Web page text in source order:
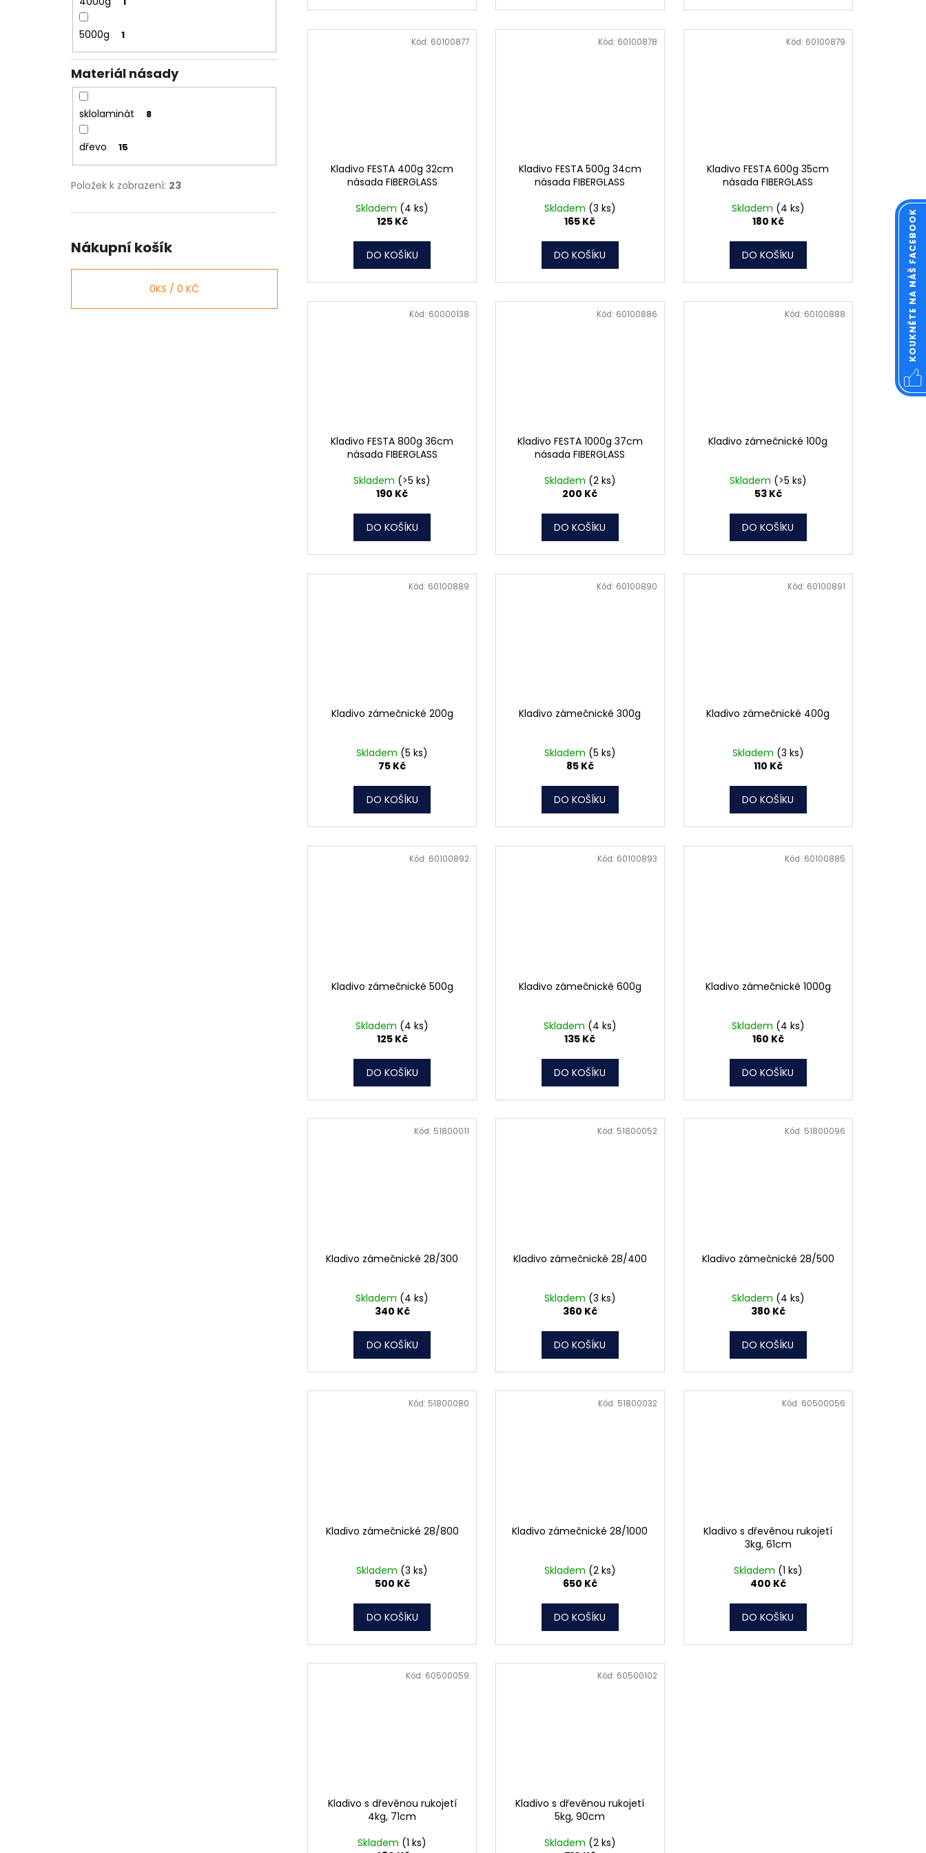
5000g 1
Materiál násady
sklolaminát 8
dřevo 15
Položek k zobrazení: 23
Nákupní košík
0KS / 0 KČ
Kladivo FESTA 400g 32cm
násada FIBERGLASS
Skladem (4 ks)
125 Kč
DO KOŠÍKU
Kód: 60100877
Kladivo FESTA 500g 34cm
násada FIBERGLASS
Skladem (3 ks)
165 Kč
DO KOŠÍKU
Kód: 60100878
Kladivo FESTA 600g 35cm
násada FIBERGLASS
Skladem (4 ks)
180 Kč
DO KOŠÍKU
Kód: 60100879
Kladivo FESTA 800g 36cm
násada FIBERGLASS
Skladem (>5 ks)
190 Kč
DO KOŠÍKU
Kód: 60000138
Kladivo FESTA 1000g 37cm
násada FIBERGLASS
Skladem (2 ks)
200 Kč
DO KOŠÍKU
Kód: 60100886
Kladivo zámečnické 100g
Skladem (>5 ks)
53 Kč
DO KOŠÍKU
Kód: 60100888
Kladivo zámečnické 200g
Skladem (5 ks)
75 Kč
DO KOŠÍKU
Kód: 60100889
Kladivo zámečnické 300g
Skladem (5 ks)
85 Kč
DO KOŠÍKU
Kód: 60100890
Kladivo zámečnické 400g
Skladem (3 ks)
110 Kč
DO KOŠÍKU
Kód: 60100891
Kladivo zámečnické 500g
Skladem (4 ks)
125 Kč
DO KOŠÍKU
Kód: 60100892
Kladivo zámečnické 600g
Skladem (4 ks)
135 Kč
DO KOŠÍKU
Kód: 60100893
Kladivo zámečnické 1000g
Skladem (4 ks)
160 Kč
DO KOŠÍKU
Kód: 60100885
Kladivo zámečnické 28/300
Skladem (4 ks)
340 Kč
DO KOŠÍKU
Kód: 51800011
Kladivo zámečnické 28/400
Skladem (3 ks)
360 Kč
DO KOŠÍKU
Kód: 51800052
Kladivo zámečnické 28/500
Skladem (4 ks)
380 Kč
DO KOŠÍKU
Kód: 51800096
Kladivo zámečnické 28/800
Skladem (3 ks)
500 Kč
DO KOŠÍKU
Kód: 51800080
Kladivo zámečnické 28/1000
Skladem (2 ks)
650 Kč
DO KOŠÍKU
Kód: 51800032
Kladivo s dřevěnou rukojetí
3kg, 61cm
Skladem (1 ks)
400 Kč
DO KOŠÍKU
Kód: 60500056
Kladivo s dřevěnou rukojetí
4kg, 71cm
Skladem (1 ks)
Kód: 60500059
Kladivo s dřevěnou rukojetí
5kg, 90cm
Skladem (2 ks)
Kód: 60500102
KOUKNĚTE NA NÁŠ FACEBOOK